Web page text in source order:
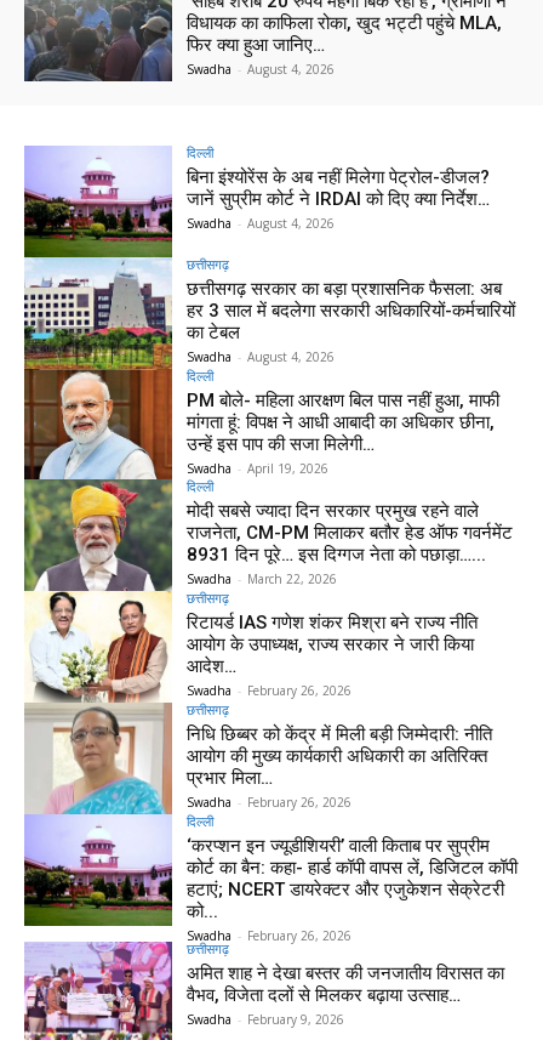
विधायक का काफिला रोका, खुद भट्टी पहुंचे MLA,
फिर क्या हुआ जानिए…
Swadha - August 4, 2026
दिल्ली
बिना इंश्योरेंस के अब नहीं मिलेगा पेट्रोल-डीजल?
जानें सुप्रीम कोर्ट ने IRDAI को दिए क्या निर्देश…
Swadha - August 4, 2026
छत्तीसगढ़
छत्तीसगढ़ सरकार का बड़ा प्रशासनिक फैसला: अब
हर 3 साल में बदलेगा सरकारी अधिकारियों-कर्मचारियों
का टेबल
Swadha - August 4, 2026
दिल्ली
PM बोले- महिला आरक्षण बिल पास नहीं हुआ, माफी
मांगता हूं: विपक्ष ने आधी आबादी का अधिकार छीना,
उन्हें इस पाप की सजा मिलेगी…
Swadha - April 19, 2026
दिल्ली
मोदी सबसे ज्यादा दिन सरकार प्रमुख रहने वाले
राजनेता, CM-PM मिलाकर बतौर हेड ऑफ गवर्नमेंट
8931 दिन पूरे… इस दिग्गज नेता को पछाड़ा…...
Swadha - March 22, 2026
छत्तीसगढ़
रिटायर्ड IAS गणेश शंकर मिश्रा बने राज्य नीति
आयोग के उपाध्यक्ष, राज्य सरकार ने जारी किया
आदेश…
Swadha - February 26, 2026
छत्तीसगढ़
निधि छिब्बर को केंद्र में मिली बड़ी जिम्मेदारी: नीति
आयोग की मुख्य कार्यकारी अधिकारी का अतिरिक्त
प्रभार मिला…
Swadha - February 26, 2026
दिल्ली
‘करप्शन इन ज्यूडीशियरी’ वाली किताब पर सुप्रीम
कोर्ट का बैन: कहा- हार्ड कॉपी वापस लें, डिजिटल कॉपी
हटाएं; NCERT डायरेक्टर और एजुकेशन सेक्रेटरी
को...
Swadha - February 26, 2026
छत्तीसगढ़
अमित शाह ने देखा बस्तर की जनजातीय विरासत का
वैभव, विजेता दलों से मिलकर बढ़ाया उत्साह…
Swadha - February 9, 2026